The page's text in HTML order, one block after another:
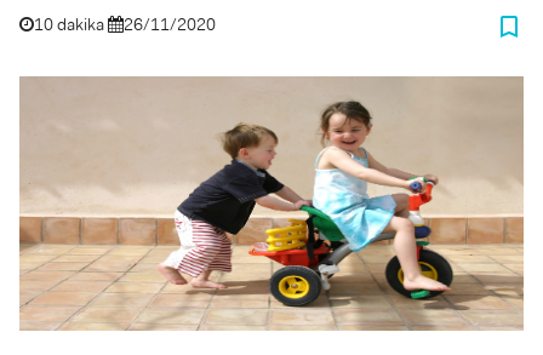
10 dakika 26/11/2020 bookmark_border